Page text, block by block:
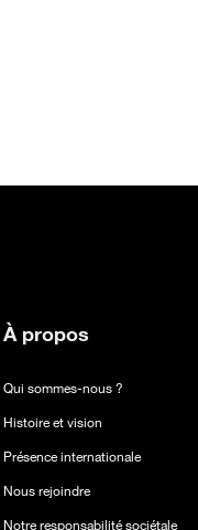
À propos
Qui sommes-nous ?
Histoire et vision
Présence internationale
Nous rejoindre
Notre responsabilité sociétale